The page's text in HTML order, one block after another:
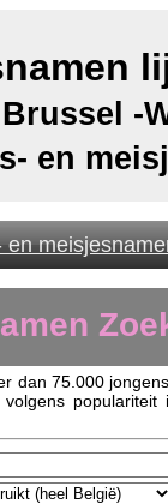
-
en
en
dan 75.000